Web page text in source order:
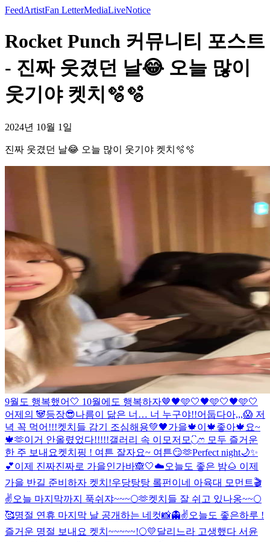
FeedArtistFan LetterMediaLiveNotice
Rocket Punch 커뮤니티 포스트
- 진짜 웃겼던 날😂 오늘 많이
웃기야 켓치🫧🫧
2024년 10월 1일
진짜 웃겼던 날😂 오늘 많이 웃기야 켓치🫧🫧
9월도 행복했어🤍 10월에도 행복하자🤎🖤🩵🤍🖤🩵🤍🖤🩵🤍
어제의 🐼등장😎나름이 닮은 너… 너 누구야!!어둡다아,,,😱 저
녁 꼭 먹어!!!켓치들 감기 조심해용💚🖤가을🍁이🍁좋아🍁요~
🍁🫶이거 안올렸었다!!!!!갤러리 속 이모저모◟́◞̀ෆ 모두 즐거운
한 주 보내요켓치핑 ! 여튼 잘자요~ 여튼😏🫶Perfect night🌙✨
💕이제 진짜진짜로 가을인가바🙈🤍☁️오늘도 좋은 밤🌰 이제
가을 반길 준비하자 켓치!우당탕탕 롴펀이네 아육대 모먼트🎬
✌️오늘 마지막까지 푹쉬쟈~~~🌕🫶켓치들 잘 쉬고 있나옹~~🌕
🥰명절 연휴 마지막 날 공개하는 네컷📸👻✌오늘도 좋은하루 !
즐거운 명절 보내요 켓치~~~~~!🌕💛달리느라 고생했다 서윤